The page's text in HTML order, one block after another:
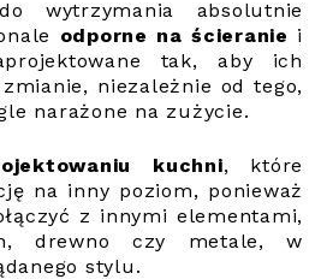
wytrzymania absolutnie
odporne na ścieranie i
tak, aby ich
niezależnie od tego,
narażone na zużycie.
kuchni, które
na inny poziom, ponieważ
z innymi elementami,
drewno czy metale, w
stylu.